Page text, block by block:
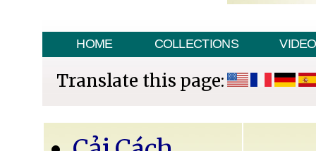
HOME COLLECTIONS VIDEO
Translate this page: